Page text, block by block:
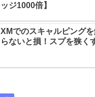
ッジ1000倍】
XMでのスキャルピング
らないと損！スプを狭く